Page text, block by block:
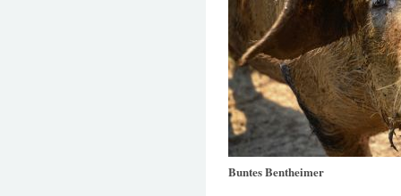
Buntes Bentheimer